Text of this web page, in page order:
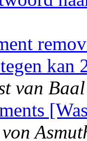
kan
van Baal